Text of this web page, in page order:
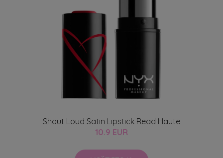
Shout Loud Satin Lipstick Read Haute
10.9 EUR